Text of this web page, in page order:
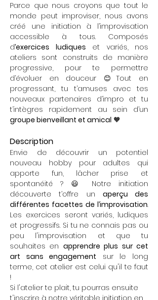
Parce que nous croyons que tout le
monde peut improviser, nous avons
créé une initiation à l’improvisation
accessible à tous. Composés
d’exercices ludiques et variés, nos
ateliers sont construits de manière
progressive, pour te permettre
d’évoluer en douceur 😊Tout en
progressant, tu t’amuses avec tes
nouveaux partenaires d’impro et tu
groupe bienveillant et amical 🧡
Description
Envie de découvrir un potentiel
nouveau hobby pour adultes qui
apporte fun, lâcher prise et
spontanéité ? 😃 Notre initiation
découverte t’offre un aperçu des
différentes facettes de l’improvisation.
Les exercices seront variés, ludiques
et progressifs. Si tu ne connais pas ou
peu l'improvisation et que tu
souhaites en apprendre plus sur cet
art sans engagement sur le long
terme, cet atelier est celui qu'il te faut
!
Si l'atelier te plait, tu pourras ensuite
t'inscrire à notre véritable initiation en